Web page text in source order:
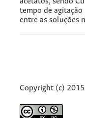
tempo de
entre as soluções
Copyright (c)